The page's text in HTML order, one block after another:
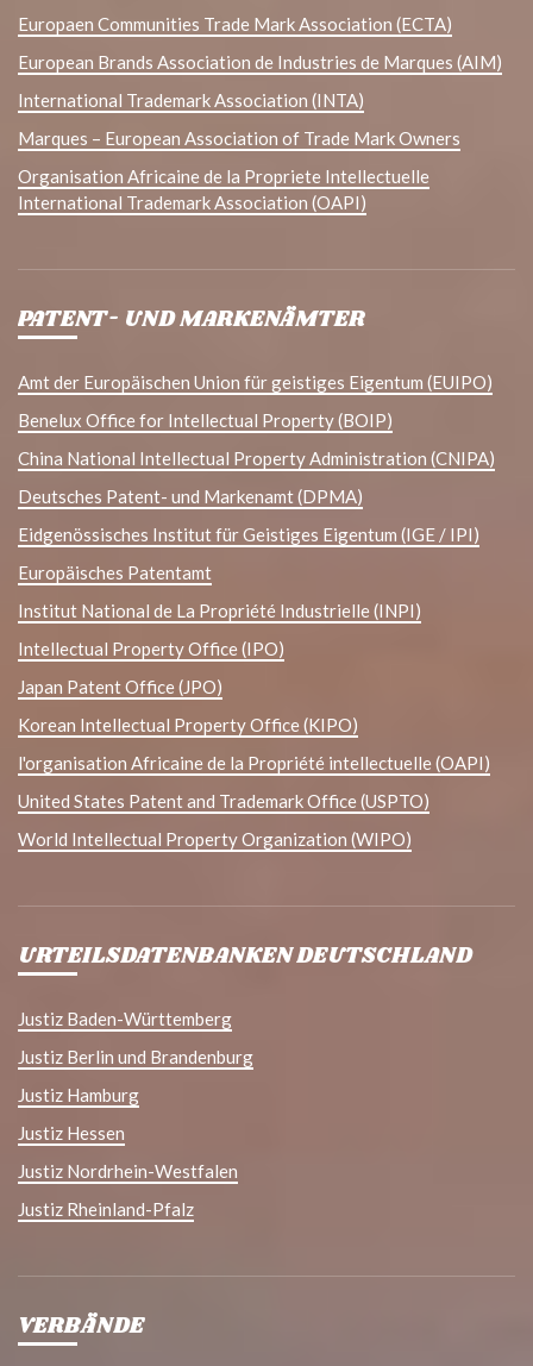
Europaen Communities Trade Mark Association (ECTA)
European Brands Association de Industries de Marques (AIM)
International Trademark Association (INTA)
Marques – European Association of Trade Mark Owners
Organisation Africaine de la Propriete Intellectuelle
International Trademark Association (OAPI)
PATENT- UND MARKENÄMTER
Amt der Europäischen Union für geistiges Eigentum (EUIPO)
Benelux Office for Intellectual Property (BOIP)
China National Intellectual Property Administration (CNIPA)
Deutsches Patent- und Markenamt (DPMA)
Eidgenössisches Institut für Geistiges Eigentum (IGE / IPI)
Europäisches Patentamt
Institut National de La Propriété Industrielle (INPI)
Intellectual Property Office (IPO)
Japan Patent Office (JPO)
Korean Intellectual Property Office (KIPO)
l'organisation Africaine de la Propriété intellectuelle (OAPI)
United States Patent and Trademark Office (USPTO)
World Intellectual Property Organization (WIPO)
URTEILSDATENBANKEN DEUTSCHLAND
Justiz Baden-Württemberg
Justiz Berlin und Brandenburg
Justiz Hamburg
Justiz Hessen
Justiz Nordrhein-Westfalen
Justiz Rheinland-Pfalz
VERBÄNDE